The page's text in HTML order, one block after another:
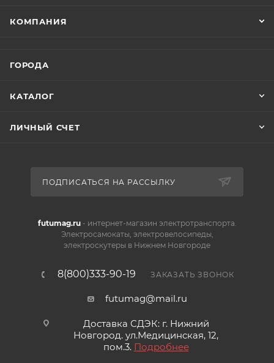
КОМПАНИЯ
ГОРОДА
КАТАЛОГ
ЛИЧНЫЙ СЧЕТ
ПОДПИСАТЬСЯ НА РАССЫЛКУ
futumag.ru- интернет-магазин электротранспорта.
Электросамокаты, электровелосипеды,
электроскутеры в Нижнем Новгороде
8(800)333-90-19 ЗАКАЗАТЬ ЗВОНОК
futumag@mail.ru
Доставка СДЭК: г. Нижний
Новгород. ул.Медицинская, 12,
пом.3. Подробнее